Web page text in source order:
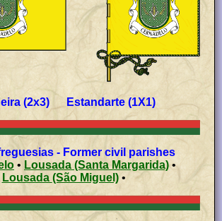
Bandeira (2x3) Estandarte (1X1)
- Former civil parishes
• Lousada (Santa Margarida)•
Lousada (São Miguel)•